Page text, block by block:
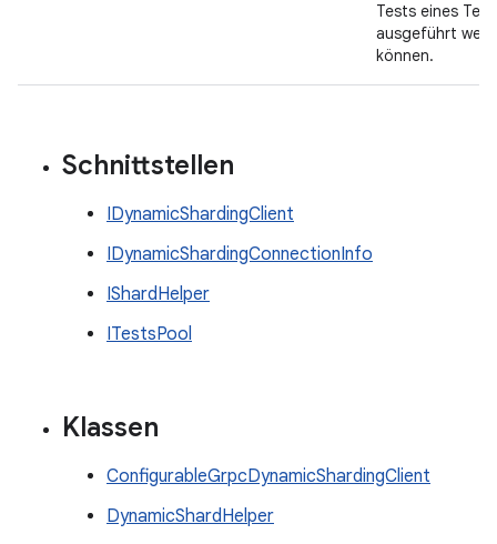
Tests eines
ausgeführt
können.
Schnittstellen
IDynamicShardingClient
IDynamicShardingConnectionInfo
IShardHelper
ITestsPool
Klassen
ConfigurableGrpcDynamicShardingClient
DynamicShardHelper